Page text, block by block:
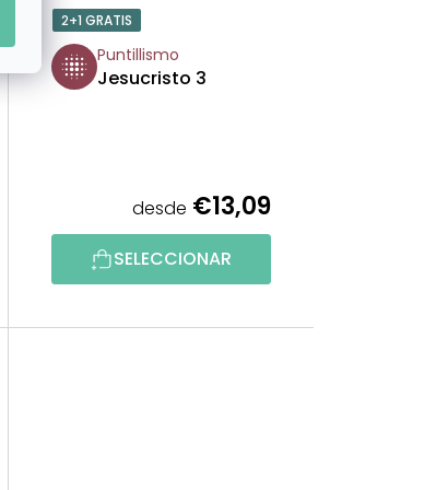
2+1 GRATIS
Puntillismo
Jesucristo 3
desde €13,09
SELECCIONAR